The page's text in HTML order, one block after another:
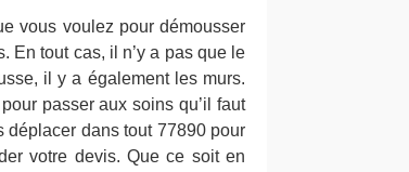
vous voulez pour démousser
En tout cas, il n’y a pas que le
il y a également les murs.
passer aux soins qu’il faut
déplacer dans tout 77890 pour
votre devis. Que ce soit en